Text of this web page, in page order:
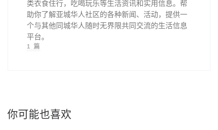
类衣食住行，吃喝玩乐等生活资讯和实用信息。帮
助你了解亚城华人社区的各种新闻、活动，提供一
个与其他同城华人随时无界限共同交流的生活信息
平台。
1 篇
你可能也喜欢